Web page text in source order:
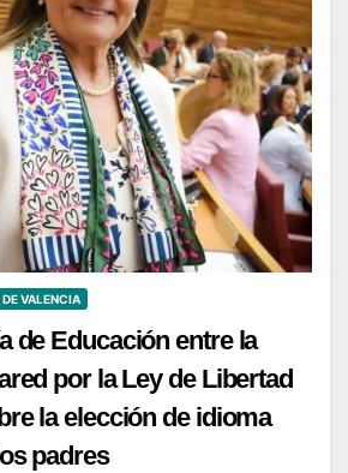
VALENCIA
de Educación entre la
por la Ley de Libertad
la elección de idioma
padres